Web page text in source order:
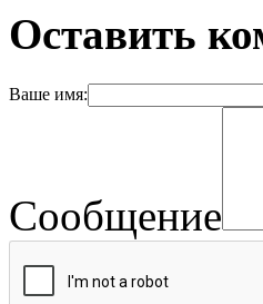
Оставить
Ваше имя:
Сообщение